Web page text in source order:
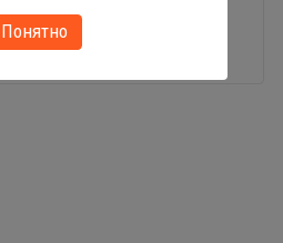
мм.
Понятно